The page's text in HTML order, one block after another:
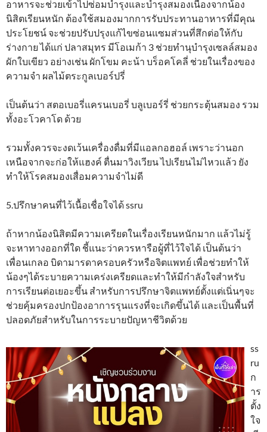
อาหารจะช่วยเข้าไปซ่อมบำรุงและบำรุงสมองเนื่องจากน้อง
นิสิตเรียนหนัก ต้องใช้สมองมากการรับประทานอาหารที่มีคุณ
ประโยชน์ จะช่วยปรับปรุงแก้ไขซ่อนแซมส่วนที่สึกต่อให้กับ
ร่างกาย ได้แก่ ปลาสมุทร มีโอเมก้า 3 ช่วยทำนุบำรุงเซลล์สมอง
ผักใบเขียว อย่างเช่น ผักโขม คะน้า บร็อคโคลี่ ช่วยในเรื่องของ
ความจำ ผลไม้ตระกูลเบอร์ปรี่
เป็นต้นว่า สตอเบอรี่แครนเบอรี่ บลูเบอร์รี่ ช่วยกระตุ้นสมอง รวม
ทั้งอะโวคาโด ด้วย
รวมทั้งควรจะงดเว้นเครื่องดื่มที่มีแอลกอฮอล์ เพราะว่านอก
เหนือจากจะก่อให้แฮงค์ ตื่นมาวิงเวียน ไปเรียนไม่ไหวแล้ว ยัง
ทำให้โรคสมองเสื่อมความจำไม่ดี
5.ปรึกษาคนที่ไว้เนื้อเชื่อใจได้ ssru
ถ้าหากน้องนิสิตมีความเครียดในเรื่องเรียนหนักมาก แล้วไม่รู้
จะหาทางออกที่ใด ชี้แนะว่าควรหารือผู้ที่ไว้ใจได้ เป็นต้นว่า
เพื่อนเกลอ บิดามารดาครอบครัวหรือจิตแพทย์ เพื่อช่วยทำให้
น้องๆได้ระบายความเคร่งเครียดและทำให้มีกำลังใจสำหรับ
การเรียนต่อเยอะขึ้น สำหรับการปรึกษาจิตแพทย์ตั้งแต่เนิ่นๆจะ
ช่วยคุ้มครองปกป้องอาการรุนแรงที่จะเกิดขึ้นได้ และเป็นพื้นที่
ปลอดภัยสำหรับในการระบายปัญหาชีวิตด้วย
ss
ru
ก
าร
ตั้ง
ใจ